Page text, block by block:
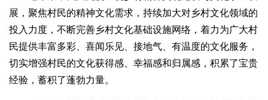
展，聚焦村民的精神文化需求，持续加大对乡村文化领域的
投入力度，不断完善乡村文化基础设施网络，着力为广大村
民提供丰富多彩、喜闻乐见、接地气、有温度的文化服务，
切实增强村民的文化获得感、幸福感和归属感，积累了宝贵
经验，蓄积了蓬勃力量。